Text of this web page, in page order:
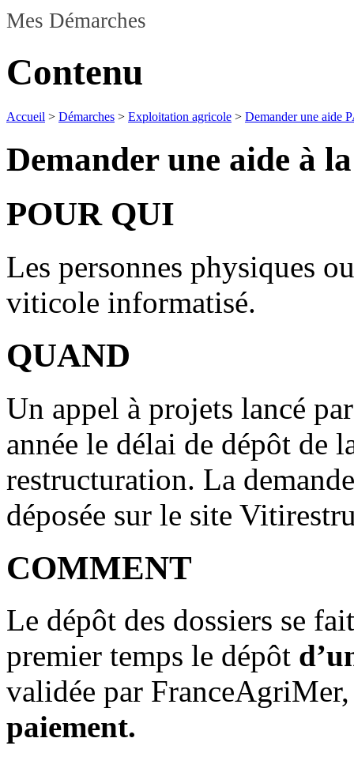
Mes Démarches
Contenu
Accueil > Démarches > Exploitation agricole > Demander une aide
Demander une aide à
POUR QUI
Les personnes physiques
viticole informatisé.
QUAND
Un appel à projets lancé
année le délai de dépôt de
restructuration. La
déposée sur le site
COMMENT
Le dépôt des dossiers se
premier temps le dépôt
validée par
paiement.